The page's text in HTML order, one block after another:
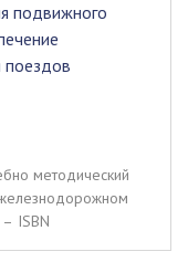
подвижного
поездов
методический
ISBN